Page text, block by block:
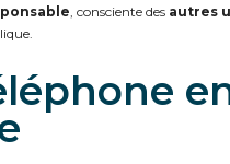
, consciente des autres